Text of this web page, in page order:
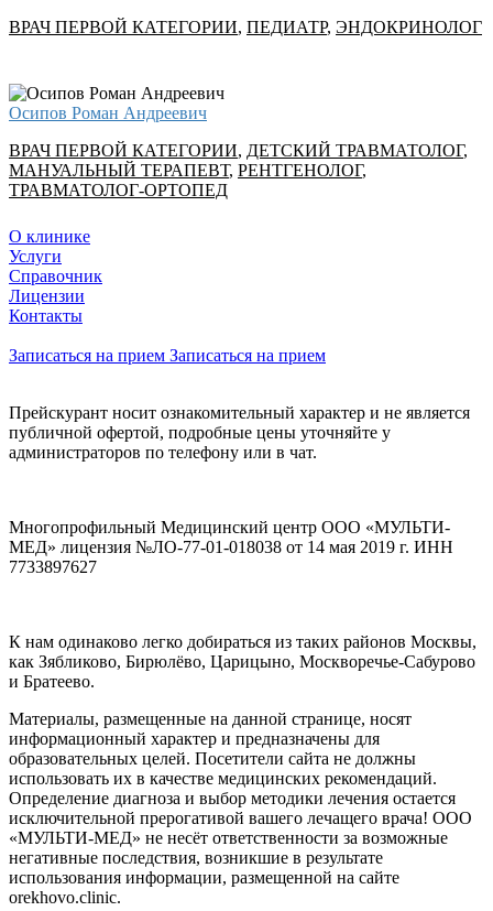
ВРАЧ ПЕРВОЙ КАТЕГОРИИ, ПЕДИАТР, ЭНДОКРИНОЛОГ
Осипов Роман Андреевич
ВРАЧ ПЕРВОЙ КАТЕГОРИИ, ДЕТСКИЙ ТРАВМАТОЛОГ,
МАНУАЛЬНЫЙ ТЕРАПЕВТ, РЕНТГЕНОЛОГ,
ТРАВМАТОЛОГ-ОРТОПЕД
О клинике
Услуги
Справочник
Лицензии
Контакты
Записаться на прием Записаться на прием
Прейскурант носит ознакомительный характер и не является
публичной офертой, подробные цены уточняйте у
администраторов по телефону или в чат.
Многопрофильный Медицинский центр ООО «МУЛЬТИ-
МЕД» лицензия №ЛО-77-01-018038 от 14 мая 2019 г. ИНН
7733897627
К нам одинаково легко добираться из таких районов Москвы,
как Зябликово, Бирюлёво, Царицыно, Москворечье-Сабурово
и Братеево.
Материалы, размещенные на данной странице, носят
информационный характер и предназначены для
образовательных целей. Посетители сайта не должны
использовать их в качестве медицинских рекомендаций.
Определение диагноза и выбор методики лечения остается
исключительной прерогативой вашего лечащего врача! ООО
«МУЛЬТИ-МЕД» не несёт ответственности за возможные
негативные последствия, возникшие в результате
использования информации, размещенной на сайте
orekhovo.clinic.